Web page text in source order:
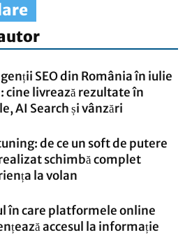
SEO din România în iulie
cine livrează rezultate în
AI Search și vânzări
de ce un soft de putere
schimbă complet
la volan
în care platformele online
accesul la informație